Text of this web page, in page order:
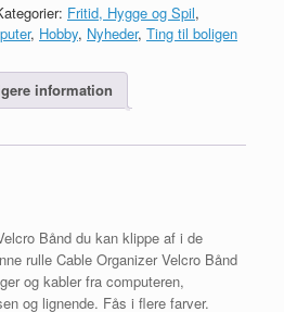
Fritid, Hygge og Spil,
, Hobby, Nyheder, Ting til boligen
information
Bånd du kan klippe af i de
rulle Cable Organizer Velcro Bånd
og kabler fra computeren,
og lignende. Fås i flere farver.